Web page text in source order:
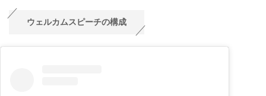
ウェルカムスピーチの構成